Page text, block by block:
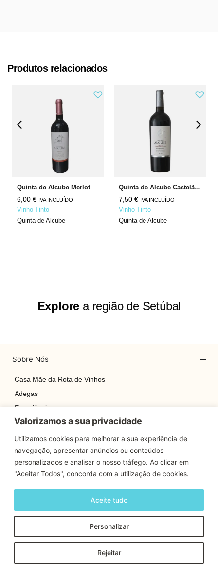
Valorizamos a sua privacidade
Utilizamos cookies para melhorar a sua experiência de
navegação, apresentar anúncios ou conteúdos
personalizados e analisar o nosso tráfego. Ao clicar em
"Aceitar Todos", concorda com a utilização de cookies.
Personalizar
Rejeitar
Aceite tudo
Produtos relacionados
Quinta de Alcube Merlot
6,00 € IVA INCLUÍDO
Vinho Tinto
Quinta de Alcube
Quinta de Alcube Castelão Cabernet Sauvignon
7,50 € IVA INCLUÍDO
Vinho Tinto
Quinta de Alcube
Explore a região de Setúbal
Sobre Nós
Casa Mãe da Rota de Vinhos
Adegas
Experiências
Explore
Rotas
Contactos
Apoio Cliente
Reservados.